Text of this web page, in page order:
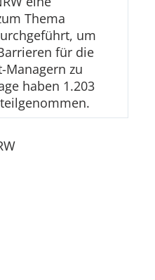
Thema
um
für die
Managern zu
haben 1.203